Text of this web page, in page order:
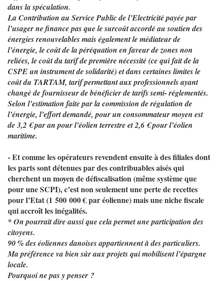
dans la spéculation.
La Contribution au Service Public de l’Electricité payée par
l’usager ne finance pas que le surcoût accordé au soutien des
énergies renouvelables mais également le médiateur de
l’énergie, le coût de la péréquation en faveur de zones non
reliées, le coût du tarif de première nécessité (ce qui fait de la
CSPE un instrument de solidarité) et dans certaines limites le
coût du TARTAM, tarif permettant aux professionnels ayant
changé de fournisseur de bénéficier de tarifs semi- réglementés.
Selon l’estimation faite par la commission de régulation de
l’énergie, l’effort demandé, pour un consommateur moyen est
de 3,2 € par an pour l’éolien terrestre et 2,6 € pour l’éolien
maritime.
- Et comme les opérateurs revendent ensuite à des filiales dont
les parts sont détenues par des contribuables aisés qui
cherchent un moyen de défiscalisation (même système que
pour une SCPI), c’est non seulement une perte de recettes
pour l’Etat (1 500 000 € par éolienne) mais une niche fiscale
qui accroît les inégalités.
* On pourrait dire aussi que cela permet une participation des
citoyens.
90 % des éoliennes danoises appartiennent à des particuliers.
Ma préférence va bien sûr aux projets qui mobilisent l’épargne
locale.
Pourquoi ne pas y penser ?